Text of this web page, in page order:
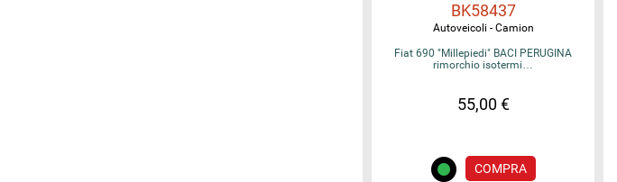
BK58437
Autoveicoli - Camion
Fiat 690 "Millepiedi" BACI PERUGINA
rimorchio isotermi…
55,00 €
COMPRA